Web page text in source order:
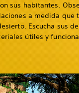
sus habitantes.
a medida que
Escucha sus
útiles y